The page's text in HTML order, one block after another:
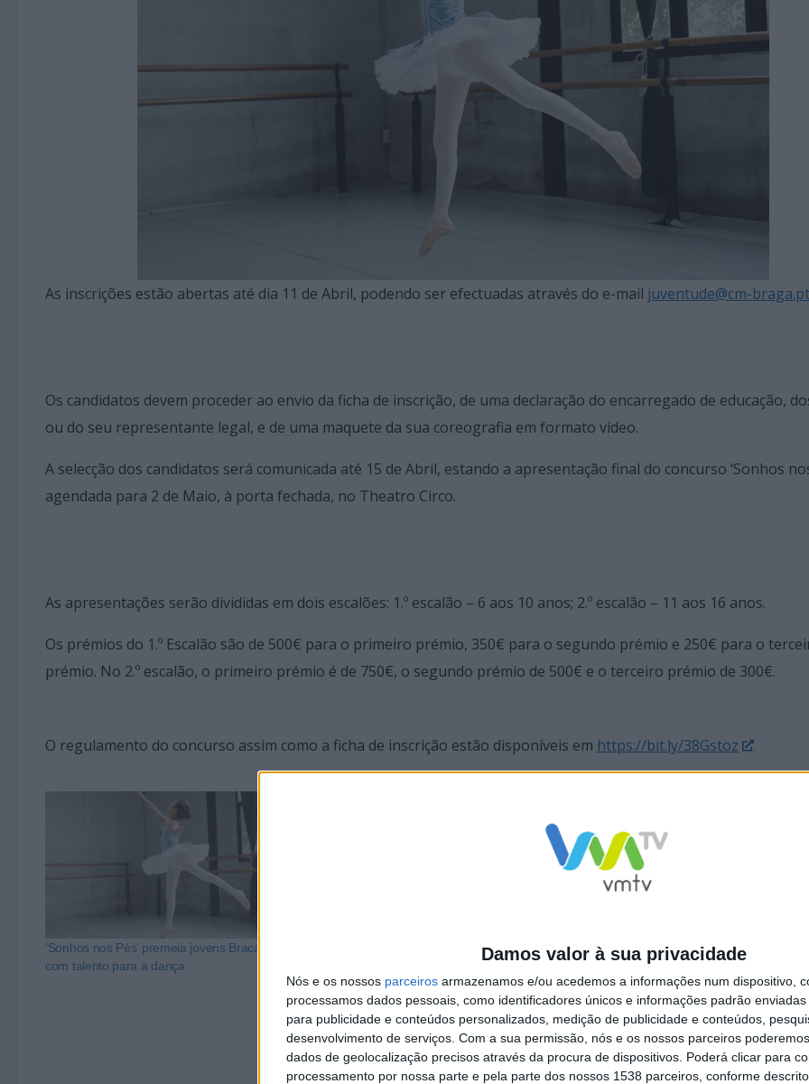
Damos valor à sua privacidade
Nós e os nossos parceiros armazenamos e/ou acedemos a informações num dispositivo,
processamos dados pessoais, como identificadores únicos e informações padrão
para publicidade e conteúdos personalizados, medição de publicidade e conteúdos,
desenvolvimento de serviços. Com a sua permissão, nós e os nossos parceiros
dados de geolocalização precisos através da procura de dispositivos. Poderá clicar para
processamento por nossa parte e pela parte dos nossos 1538 parceiros, conforme
As inscrições estão abertas até dia 11 de Abril, podendo ser efectuadas através do e-mail juventude@cm-braga.pt
Os candidatos devem proceder ao envio da ficha de inscrição, de uma declaração do encarregado de educação,
ou do seu representante legal, e de uma maquete da sua coreografia em formato vídeo.
A selecção dos candidatos será comunicada até 15 de Abril, estando a apresentação final do concurso ‘Sonhos
agendada para 2 de Maio, à porta fechada, no Theatro Circo.
As apresentações serão divididas em dois escalões: 1.º escalão – 6 aos 10 anos; 2.º escalão – 11 aos 16 anos.
Os prémios do 1.º Escalão são de 500€ para o primeiro prémio, 350€ para o segundo prémio e 250€ para o
prémio. No 2.º escalão, o primeiro prémio é de 750€, o segundo prémio de 500€ e o terceiro prémio de 300€.
O regulamento do concurso assim como a ficha de inscrição estão disponíveis em https://bit.ly/38Gstoz
‘Sonhos nos Pés’ premeia jovens Bracarenses
com talento para a dança
Adiado concurso de dança ‘Sonhos nos Pés’
Inscrições (re)abertas para concurso
‘Sonhos nos Pés”